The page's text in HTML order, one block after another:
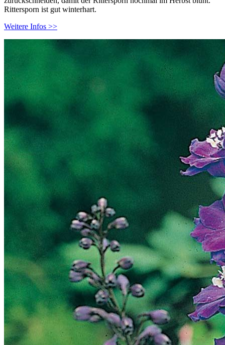
Rittersporn ist gut winterhart.
Weitere Infos >>